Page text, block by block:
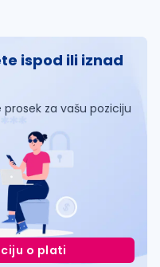
ispod ili iznad
za vašu poziciju
o plati